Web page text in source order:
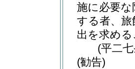
施に必要
する者、
出を求め
(平二
(勧告)